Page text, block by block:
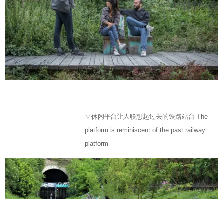
▽休闲平台让人联想起过去的铁路站台 The
platform is reminiscent of the past railway
platform